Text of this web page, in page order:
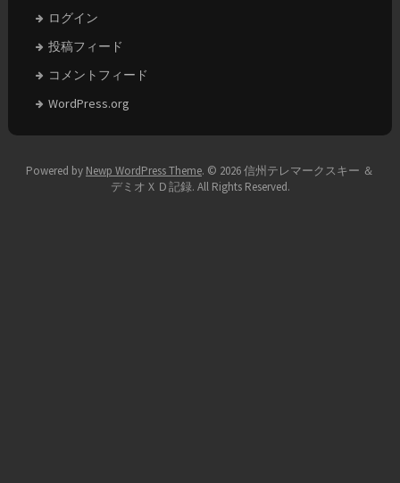
ログイン
投稿フィード
コメントフィード
WordPress.org
Powered by Newp WordPress Theme. © 2026 信州テレマークスキー ＆
デミオＸＤ記録. All Rights Reserved.